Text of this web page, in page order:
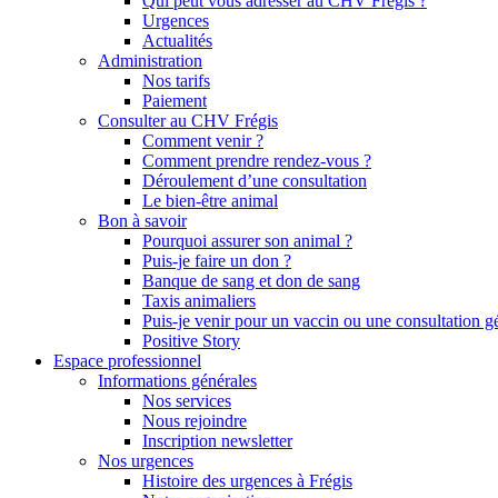
Urgences
Actualités
Administration
Nos tarifs
Paiement
Consulter au CHV Frégis
Comment venir ?
Comment prendre rendez-vous ?
Déroulement d’une consultation
Le bien-être animal
Bon à savoir
Pourquoi assurer son animal ?
Puis-je faire un don ?
Banque de sang et don de sang
Taxis animaliers
Puis-je venir pour un vaccin ou une consultation
Positive Story
Espace professionnel
Informations générales
Nos services
Nous rejoindre
Inscription newsletter
Nos urgences
Histoire des urgences à Frégis